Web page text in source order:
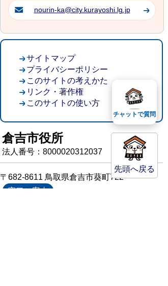
nourin-ka@city.kurayoshi.lg.jp
先頭へ戻る
サイトマップ
プライバシーポリシー
このサイトの考えかた
リンク・著作権
このサイトの使い方
倉吉市役所
法人番号：8000020312037
〒682-8611 鳥取県倉吉市葵町722
窓口ご案内
チャットで質問